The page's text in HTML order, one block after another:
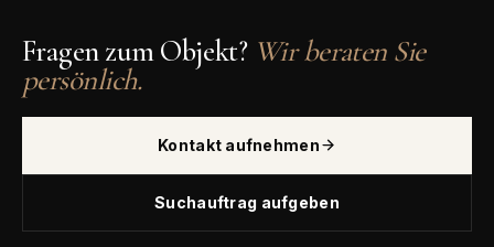
Fragen zum Objekt? Wir beraten Sie
persönlich.
Kontakt aufnehmen
Suchauftrag aufgeben